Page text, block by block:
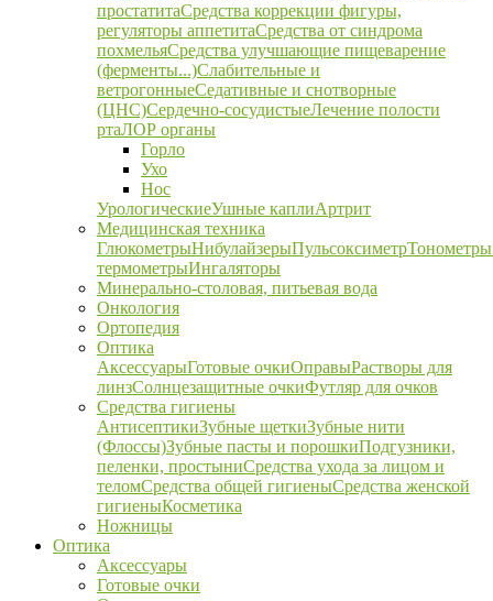
простатитаСредства коррекции фигуры,
регуляторы аппетитаСредства от синдрома
похмельяСредства улучшающие пищеварение
(ферменты...)Слабительные и
ветрогонныеСедативные и снотворные
(ЦНС)Сердечно-сосудистыеЛечение полости
ртаЛОР органы
Горло
Ухо
Нос
УрологическиеУшные каплиАртрит
Медицинская техника
ГлюкометрыНибулайзерыПульсоксиметрТонометры
термометрыИнгаляторы
Минерально-столовая, питьевая вода
Онкология
Ортопедия
Оптика
АксессуарыГотовые очкиОправыРастворы для
линзСолнцезащитные очкиФутляр для очков
Средства гигиены
АнтисептикиЗубные щеткиЗубные нити
(Флоссы)Зубные пасты и порошкиПодгузники,
пеленки, простыниСредства ухода за лицом и
теломСредства общей гигиеныСредства женской
гигиеныКосметика
Ножницы
Оптика
Аксессуары
Готовые очки